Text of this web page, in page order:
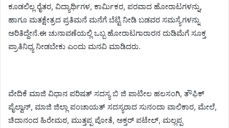
ಕೂಡಲಿಲ್ಲ ರೈತರ, ವಿದ್ಯಾರ್ಥಿಗಳ, ಕಾರ್ಮಿಕರ, ಪರವಾದ ಹೋರಾಟಗಳನ್ನು,
ಹಾಗೂ ಮತಕ್ಷೇತ್ರದ ಪ್ರತಿಮನೆ ಮನೆಗೆ ಬೆಟ್ಟಿ ನೀಡಿ ಬಡವರ ಸಮಸ್ಯೆಗಳನ್ನು
ಅರಿತಿದ್ದೇನೆ.ಈ ಚುನಾವಣೆಯಲ್ಲಿ ಒಬ್ಬ ಹೋರಾಟಗಾರಾರನ ದುಡಿಮೆಗೆ ಸೂಕ್ತ
ಪ್ರಾತಿನಿಧ್ಯ ನೀಡಬೇಕು ಎಂದು ಮನವಿ ಮಾಡಿದರು.
ವೇದಿಕೆ ಮಾಜಿ ವಿಧಾನ ಪರಿಷತ್ ಸದಸ್ಯ ಬಿ ಜಿ ಪಾಟೀಲ ಹಲಸಂಗಿ, ತೌಫಿಕ್
ಪೈಲ್ವಾನ್, ಮಾಜಿ ಜಿಲ್ಲಾ ಪಂಚಾಯತ್ ಸದಸ್ಯರಾದ ಸುನಂದಾ ವಾಲಿಕಾರ, ಮೇಲೆ,
ಚಿದಾನಂದ ಹಿರೇಮಠ, ಮುತ್ತಪ್ಪ ಪೋತೆ, ಅಕ್ತರ್ ಪಟೇಲ್, ಮಲ್ಲಪ್ಪ